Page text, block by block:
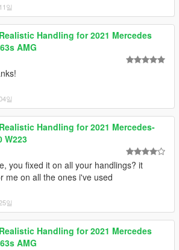
일
Realistic Handling for 2021 Mercedes
AMG
일
Realistic Handling for 2021 Mercedes-
W223
you fixed it on all your handlings? it
me on all the ones i've used
일
Realistic Handling for 2021 Mercedes
AMG